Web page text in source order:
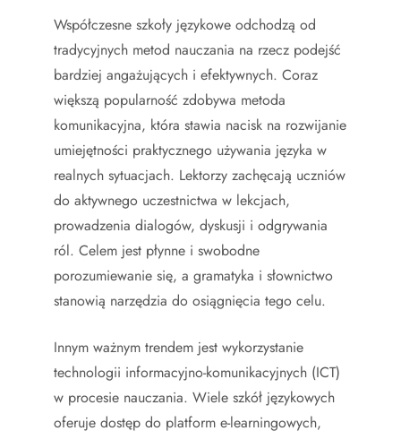
Współczesne szkoły językowe odchodzą od
tradycyjnych metod nauczania na rzecz podejść
bardziej angażujących i efektywnych. Coraz
większą popularność zdobywa metoda
komunikacyjna, która stawia nacisk na rozwijanie
umiejętności praktycznego używania języka w
realnych sytuacjach. Lektorzy zachęcają uczniów
do aktywnego uczestnictwa w lekcjach,
prowadzenia dialogów, dyskusji i odgrywania
ról. Celem jest płynne i swobodne
porozumiewanie się, a gramatyka i słownictwo
stanowią narzędzia do osiągnięcia tego celu.
Innym ważnym trendem jest wykorzystanie
technologii informacyjno-komunikacyjnych (ICT)
w procesie nauczania. Wiele szkół językowych
oferuje dostęp do platform e-learningowych,